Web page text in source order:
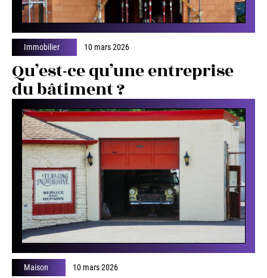
Immobilier 10 mars 2026
Qu’est-ce qu’une entreprise
du bâtiment ?
Maison 10 mars 2026